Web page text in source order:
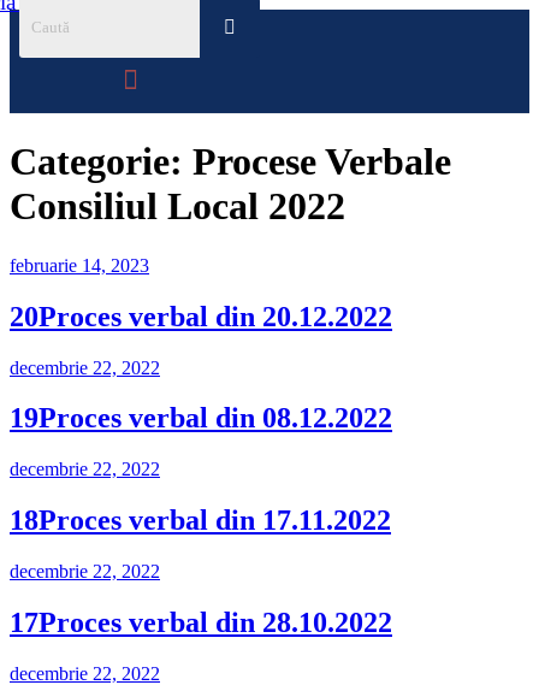
Menu
Categorie: Procese Verbale
Consiliul Local 2022
Publicat
februarie 14, 2023
20Proces verbal din 20.12.2022
Publicat
decembrie 22, 2022
19Proces verbal din 08.12.2022
Publicat
decembrie 22, 2022
18Proces verbal din 17.11.2022
Publicat
decembrie 22, 2022
17Proces verbal din 28.10.2022
Publicat
decembrie 22, 2022